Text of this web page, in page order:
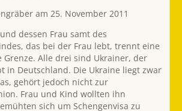
am 25. November 2011
dessen Frau samt des
das bei der Frau lebt, trennt eine
Grenze. Alle drei sind Ukrainer, der
in Deutschland. Die Ukraine liegt zwar
gehört jedoch nicht zur
Frau und Kind wollten ihn
sich um Schengenvisa zu